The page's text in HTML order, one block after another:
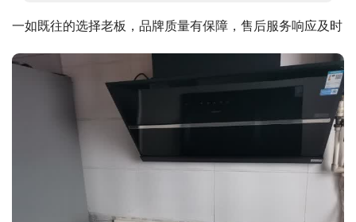
一如既往的选择老板，品牌质量有保障，售后服务响应及时